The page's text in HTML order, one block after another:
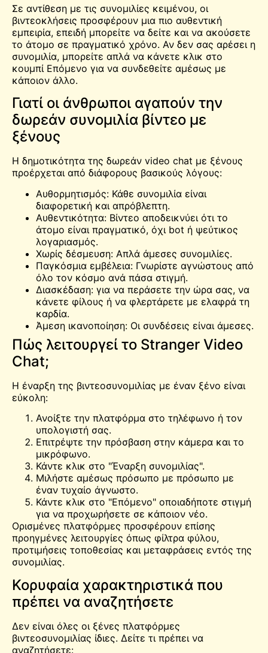
Σε αντίθεση με τις συνομιλίες κειμένου, οι
βιντεοκλήσεις προσφέρουν μια πιο αυθεντική
εμπειρία, επειδή μπορείτε να δείτε και να ακούσετε
το άτομο σε πραγματικό χρόνο. Αν δεν σας αρέσει η
συνομιλία, μπορείτε απλά να κάνετε κλικ στο
κουμπί Επόμενο για να συνδεθείτε αμέσως με
κάποιον άλλο.
Γιατί οι άνθρωποι αγαπούν την
δωρεάν συνομιλία βίντεο με
ξένους
Η δημοτικότητα της δωρεάν video chat με ξένους
προέρχεται από διάφορους βασικούς λόγους:
Αυθορμητισμός: Κάθε συνομιλία είναι
διαφορετική και απρόβλεπτη.
Αυθεντικότητα: Βίντεο αποδεικνύει ότι το
άτομο είναι πραγματικό, όχι bot ή ψεύτικος
λογαριασμός.
Χωρίς δέσμευση: Απλά άμεσες συνομιλίες.
Παγκόσμια εμβέλεια: Γνωρίστε αγνώστους από
όλο τον κόσμο ανά πάσα στιγμή.
Διασκέδαση: για να περάσετε την ώρα σας, να
κάνετε φίλους ή να φλερτάρετε με ελαφρά τη
καρδία.
Άμεση ικανοποίηση: Οι συνδέσεις είναι άμεσες.
Πώς λειτουργεί το Stranger Video
Chat;
Η έναρξη της βιντεοσυνομιλίας με έναν ξένο είναι
εύκολη:
Ανοίξτε την πλατφόρμα στο τηλέφωνο ή τον
υπολογιστή σας.
Επιτρέψτε την πρόσβαση στην κάμερα και το
μικρόφωνο.
Κάντε κλικ στο "Έναρξη συνομιλίας".
Μιλήστε αμέσως πρόσωπο με πρόσωπο με
έναν τυχαίο άγνωστο.
Κάντε κλικ στο "Επόμενο" οποιαδήποτε στιγμή
για να προχωρήσετε σε κάποιον νέο.
Ορισμένες πλατφόρμες προσφέρουν επίσης
προηγμένες λειτουργίες όπως φίλτρα φύλου,
προτιμήσεις τοποθεσίας και μεταφράσεις εντός της
συνομιλίας.
Κορυφαία χαρακτηριστικά που
πρέπει να αναζητήσετε
Δεν είναι όλες οι ξένες πλατφόρμες
βιντεοσυνομιλίας ίδιες. Δείτε τι πρέπει να
αναζητήσετε: